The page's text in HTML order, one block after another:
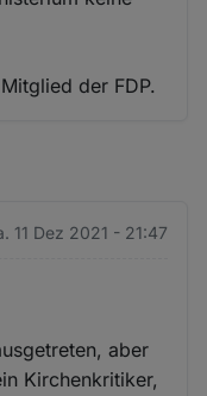
der FDP.
11 Dez 2021 - 21:47
aber
Kirchenkritiker,